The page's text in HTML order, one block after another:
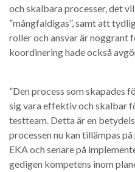
och skalbara processer, det
”mångfaldigas”, samt att
roller och ansvar är noggrant
koordinering hade också
”Den process som skapades
sig vara effektiv och skalbar
testteam. Detta är en
processen nu kan tillämpas
EKA och senare på
gedigen kompetens inom